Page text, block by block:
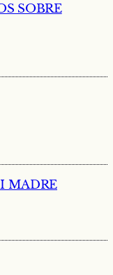
SOBRE
MADRE